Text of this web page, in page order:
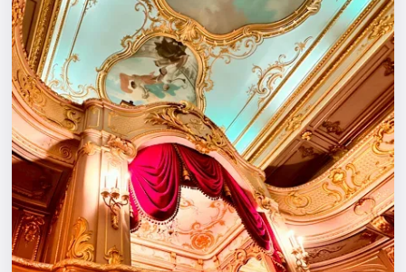
Квесты
Экскурсии
Спорт
События
Города
Площадки